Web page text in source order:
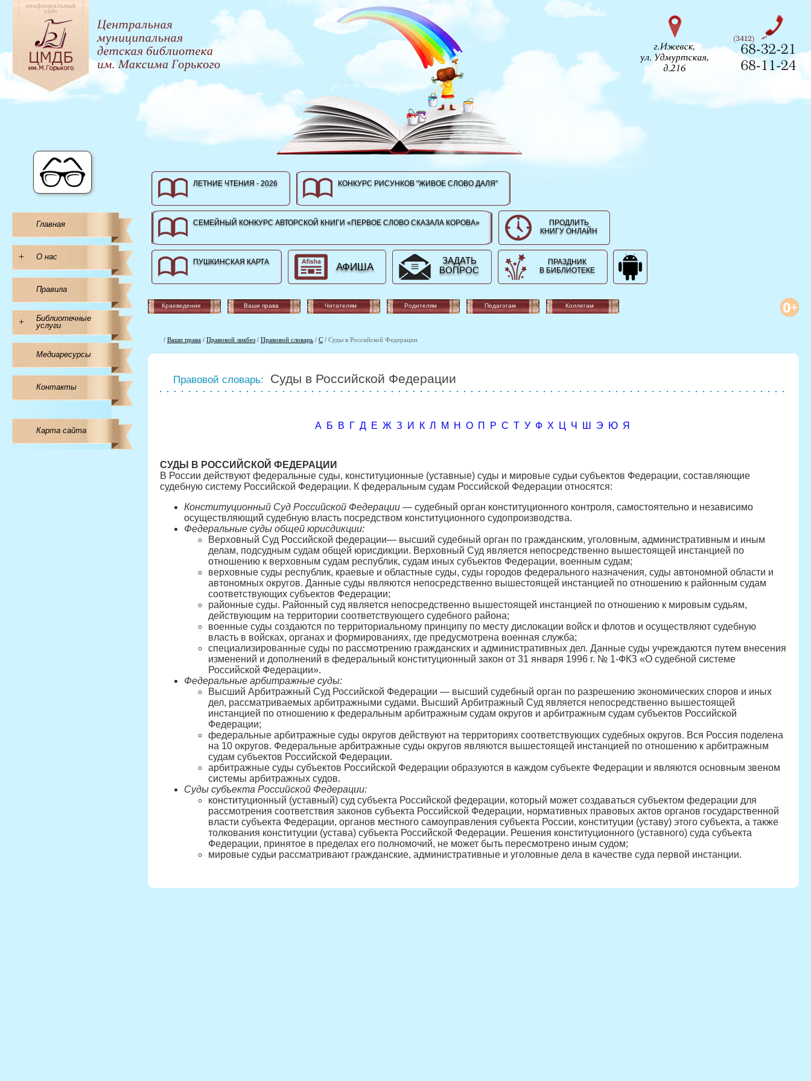
Главная
+ О нас
Правила
+
Библиотечные
услуги
Медиаресурсы
Контакты
Карта сайта
ЛЕТНИЕ ЧТЕНИЯ - 2026 КОНКУРС РИСУНКОВ "ЖИВОЕ СЛОВО ДАЛЯ"
СЕМЕЙНЫЙ КОНКУРС АВТОРСКОЙ КНИГИ «ПЕРВОЕ СЛОВО СКАЗАЛА КОРОВА»
ПРОДЛИТЬ
КНИГУ ОНЛАЙН
ПУШКИНСКАЯ КАРТА АФИША
ЗАДАТЬ
ВОПРОС
ПРАЗДНИК
В БИБЛИОТЕКЕ
Краеведение Ваши права Читателям Родителям Педагогам Коллегам
/ Ваши права / Правовой ликбез / Правовой словарь / С / Суды в Российской Федерации
Правовой словарь: Суды в Российской Федерации
А Б В Г Д Е Ж З И К Л М Н О П Р С Т У Ф Х Ц Ч Ш Э Ю Я
СУДЫ В РОССИЙСКОЙ ФЕДЕРАЦИИ
В России действуют федеральные суды, конституционные (уставные) суды и мировые судьи субъектов Федерации, составляющие
судебную систему Российской Федерации. К федеральным судам Российской Федерации относятся:
Конституционный Суд Российской Федерации — судебный орган конституционного контроля, самостоятельно и независимо
осуществляющий судебную власть посредством конституционного судопроизводства.
Федеральные суды общей юрисдикции:
Верховный Суд Российской федерации— высший судебный орган по гражданским, уголовным, административным и иным
делам, подсудным судам общей юрисдикции. Верховный Суд является непосредственно вышестоящей инстанцией по
отношению к верховным судам республик, судам иных субъектов Федерации, военным судам;
верховные суды республик, краевые и областные суды, суды городов федерального назначения, суды автономной области и
автономных округов. Данные суды являются непосредственно вышестоящей инстанцией по отношению к районным судам
соответствующих субъектов Федерации;
районные суды. Районный суд является непосредственно вышестоящей инстанцией по отношению к мировым судьям,
действующим на территории соответствующего судебного района;
военные суды создаются по территориальному принципу по месту дислокации войск и флотов и осуществляют судебную
власть в войсках, органах и формированиях, где предусмотрена военная служба;
специализированные суды по рассмотрению гражданских и административных дел. Данные суды учреждаются путем внесения
изменений и дополнений в федеральный конституционный закон от 31 января 1996 г. № 1-ФКЗ «О судебной системе
Российской Федерации».
Федеральные арбитражные суды:
Высший Арбитражный Суд Российской Федерации — высший судебный орган по разрешению экономических споров и иных
дел, рассматриваемых арбитражными судами. Высший Арбитражный Суд является непосредственно вышестоящей
инстанцией по отношению к федеральным арбитражным судам округов и арбитражным судам субъектов Российской
Федерации;
федеральные арбитражные суды округов действуют на территориях соответствующих судебных округов. Вся Россия поделена
на 10 округов. Федеральные арбитражные суды округов являются вышестоящей инстанцией по отношению к арбитражным
судам субъектов Российской Федерации.
арбитражные суды субъектов Российской Федерации образуются в каждом субъекте Федерации и являются основным звеном
системы арбитражных судов.
Суды субъекта Российской Федерации:
конституционный (уставный) суд субъекта Российской федерации, который может создаваться субъектом федерации для
рассмотрения соответствия законов субъекта Российской Федерации, нормативных правовых актов органов государственной
власти субъекта Федерации, органов местного самоуправления субъекта России, конституции (уставу) этого субъекта, а также
толкования конституции (устава) субъекта Российской Федерации. Решения конституционного (уставного) суда субъекта
Федерации, принятое в пределах его полномочий, не может быть пересмотрено иным судом;
мировые судьи рассматривают гражданские, административные и уголовные дела в качестве суда первой инстанции.